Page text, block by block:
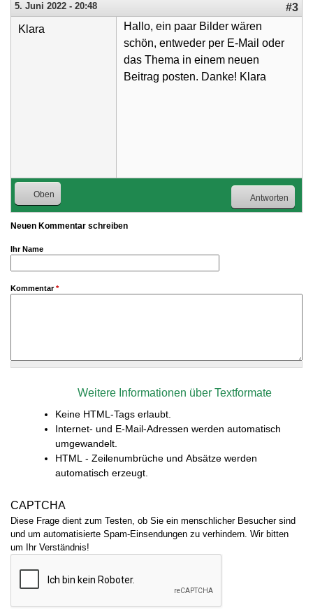
5. Juni 2022 - 20:48
#3
Klara
Hallo, ein paar Bilder wären
schön, entweder per E-Mail oder
das Thema in einem neuen
Beitrag posten. Danke! Klara
Oben Antworten
Neuen Kommentar schreiben
Ihr Name
Kommentar*
Weitere Informationen über Textformate
Keine HTML-Tags erlaubt.
Internet- und E-Mail-Adressen werden automatisch
umgewandelt.
HTML - Zeilenumbrüche und Absätze werden
automatisch erzeugt.
CAPTCHA
Diese Frage dient zum Testen, ob Sie ein menschlicher Besucher sind
und um automatisierte Spam-Einsendungen zu verhindern. Wir bitten
um Ihr Verständnis!